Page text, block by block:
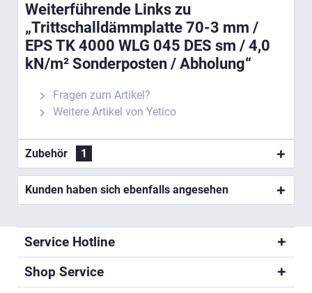
Weiterführende Links zu
„Trittschalldämmplatte 70-3 mm /
EPS TK 4000 WLG 045 DES sm / 4,0
kN/m² Sonderposten / Abholung“
Fragen zum Artikel?
Weitere Artikel von Yetico
Zubehör 1
Kunden haben sich ebenfalls angesehen
Service Hotline
Shop Service